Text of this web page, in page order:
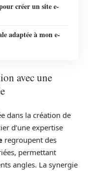
créer un site e-
adaptée à mon e-
avec une
dans la création de
d’une expertise
regroupent des
permettant
angles. La synergie